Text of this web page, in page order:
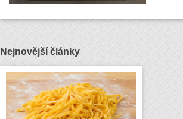
Nejnovější články